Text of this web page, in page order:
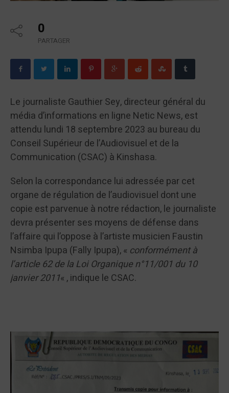
0
PARTAGER
Le journaliste Gauthier Sey, directeur général du
média d’informations en ligne Netic News, est
attendu lundi 18 septembre 2023 au bureau du
Conseil Supérieur de l’Audiovisuel et de la
Communication (CSAC) à Kinshasa.
Selon la correspondance lui adressée par cet
organe de régulation de l’audiovisuel dont une
copie est parvenue à notre rédaction, le journaliste
devra présenter ses moyens de défense dans
l’affaire qui l’oppose à l’artiste musicien Faustin
Nsimba Ipupa (Fally Ipupa), « conformément à
l’article 62 de la Loi Organique n°11/001 du 10
janvier 2011« , indique le CSAC.